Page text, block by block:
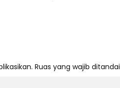
Ruas yang wajib ditandai